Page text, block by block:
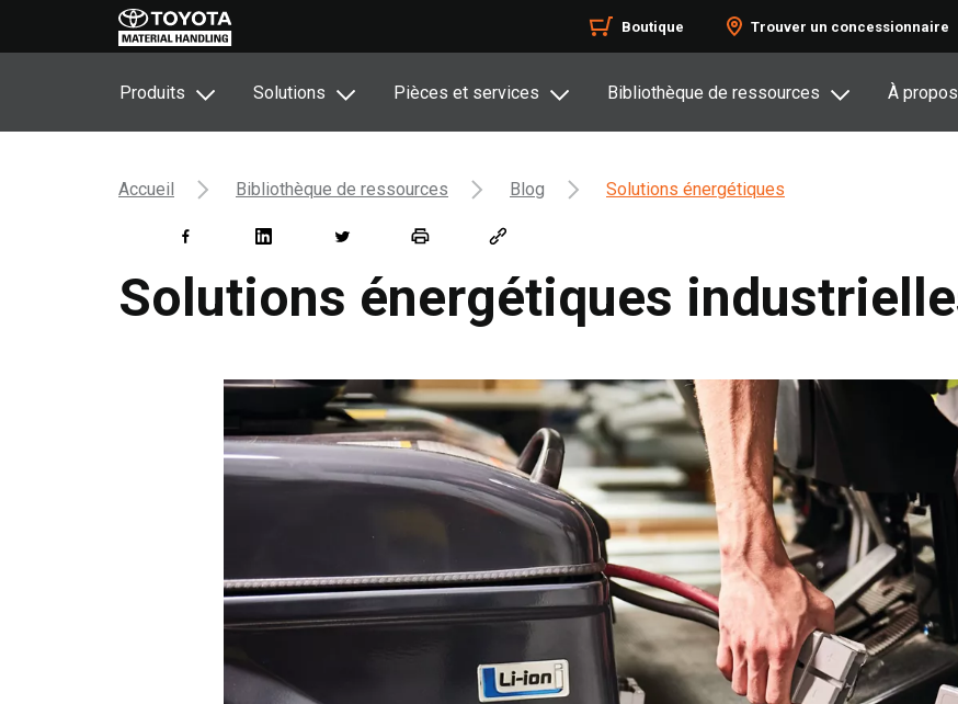
Boutique Trouver un concessionnaire
Produits Solutions Pièces et services Bibliothèque de ressources À
Accueil Bibliothèque de ressources Blog Solutions énergétiques
Solutions énergétiques